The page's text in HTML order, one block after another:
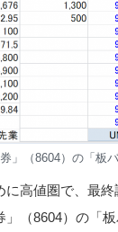
券」（8604）の「板
に高値圏で、最終
」（8604）の「